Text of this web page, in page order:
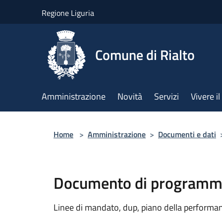
Regione Liguria
Comune di Rialto
Amministrazione Novità Servizi Vivere
Home > Amministrazione > Documenti e dati
Documento di
Linee di mandato, dup, piano della